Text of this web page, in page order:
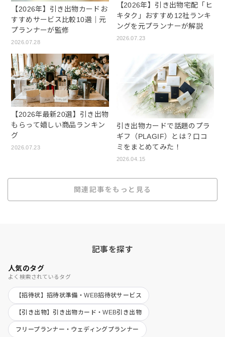
【2026年】引き出物カードお
すすめサービス比較10選｜元
プランナーが監修
2026.07.28
【2026年】引き出物宅配「ヒ
キタク」おすすめ12社ランキ
ングを元プランナーが解説
2026.07.23
【2026年最新20選】引き出物
もらって嬉しい商品ランキン
グ
2026.07.23
引き出物カードで話題のプラ
ギフ（PLAGIF）とは？口コ
ミをまとめてみた！
2026.04.15
関連記事をもっと見る
記事を探す
人気のタグ
よく検索されているタグ
【招待状】招待状準備・WEB招待状サービス
【引き出物】引き出物カード・WEB引き出物
フリープランナー・ウェディングプランナー